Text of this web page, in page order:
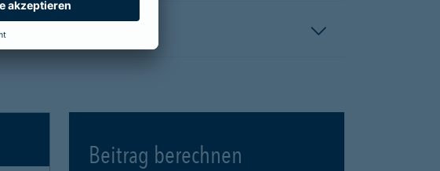
Beitrag berechnen